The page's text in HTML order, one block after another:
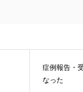
症例報告・
なった